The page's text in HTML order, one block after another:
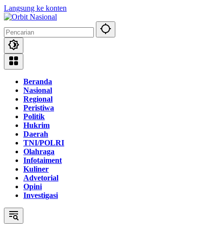
Langsung ke konten
Beranda
Nasional
Regional
Peristiwa
Politik
Hukrim
Daerah
TNI/POLRI
Olahraga
Infotaiment
Kuliner
Advetorial
Opini
Investigasi